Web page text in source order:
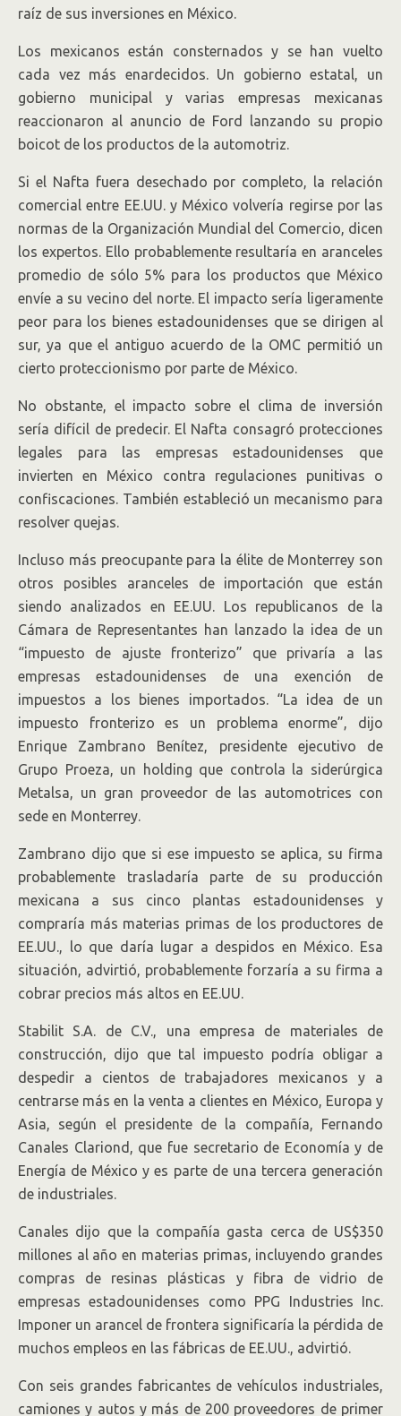
raíz de sus inversiones en México.
Los mexicanos están consternados y se han vuelto
cada vez más enardecidos. Un gobierno estatal, un
gobierno municipal y varias empresas mexicanas
reaccionaron al anuncio de Ford lanzando su propio
boicot de los productos de la automotriz.
Si el Nafta fuera desechado por completo, la relación
comercial entre EE.UU. y México volvería regirse por las
normas de la Organización Mundial del Comercio, dicen
los expertos. Ello probablemente resultaría en aranceles
promedio de sólo 5% para los productos que México
envíe a su vecino del norte. El impacto sería ligeramente
peor para los bienes estadounidenses que se dirigen al
sur, ya que el antiguo acuerdo de la OMC permitió un
cierto proteccionismo por parte de México.
No obstante, el impacto sobre el clima de inversión
sería difícil de predecir. El Nafta consagró protecciones
legales para las empresas estadounidenses que
invierten en México contra regulaciones punitivas o
confiscaciones. También estableció un mecanismo para
resolver quejas.
Incluso más preocupante para la élite de Monterrey son
otros posibles aranceles de importación que están
siendo analizados en EE.UU. Los republicanos de la
Cámara de Representantes han lanzado la idea de un
“impuesto de ajuste fronterizo” que privaría a las
empresas estadounidenses de una exención de
impuestos a los bienes importados. “La idea de un
impuesto fronterizo es un problema enorme”, dijo
Enrique Zambrano Benítez, presidente ejecutivo de
Grupo Proeza, un holding que controla la siderúrgica
Metalsa, un gran proveedor de las automotrices con
sede en Monterrey.
Zambrano dijo que si ese impuesto se aplica, su firma
probablemente trasladaría parte de su producción
mexicana a sus cinco plantas estadounidenses y
compraría más materias primas de los productores de
EE.UU., lo que daría lugar a despidos en México. Esa
situación, advirtió, probablemente forzaría a su firma a
cobrar precios más altos en EE.UU.
Stabilit S.A. de C.V., una empresa de materiales de
construcción, dijo que tal impuesto podría obligar a
despedir a cientos de trabajadores mexicanos y a
centrarse más en la venta a clientes en México, Europa y
Asia, según el presidente de la compañía, Fernando
Canales Clariond, que fue secretario de Economía y de
Energía de México y es parte de una tercera generación
de industriales.
Canales dijo que la compañía gasta cerca de US$350
millones al año en materias primas, incluyendo grandes
compras de resinas plásticas y fibra de vidrio de
empresas estadounidenses como PPG Industries Inc.
Imponer un arancel de frontera significaría la pérdida de
muchos empleos en las fábricas de EE.UU., advirtió.
Con seis grandes fabricantes de vehículos industriales,
camiones y autos y más de 200 proveedores de primer